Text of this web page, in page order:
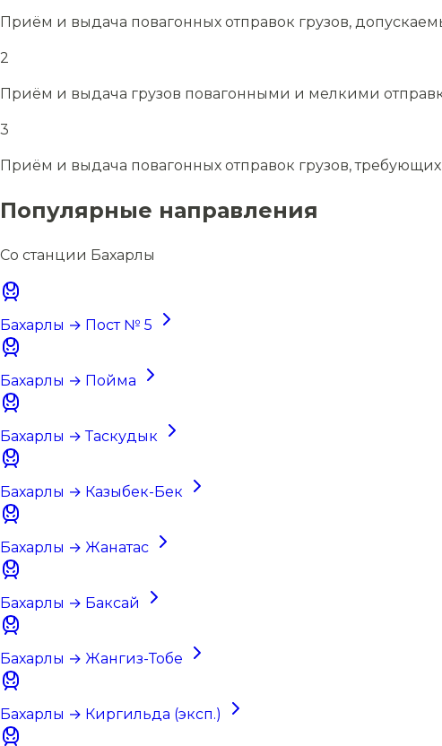
Приём и выдача повагонных отправок грузов,
2
Приём и выдача грузов повагонными и мелкими
3
Приём и выдача повагонных отправок грузов,
Популярные направления
Со станции Бахарлы
Бахарлы → Пост № 5
Бахарлы → Пойма
Бахарлы → Таскудык
Бахарлы → Казыбек-Бек
Бахарлы → Жанатас
Бахарлы → Баксай
Бахарлы → Жангиз-Тобе
Бахарлы → Киргильда (эксп.)